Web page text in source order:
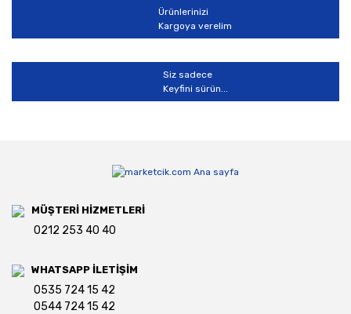
Ürünlerinizi
Kargoya verelim
Siz sadece
Keyfini sürün...
MÜŞTERİ HİZMETLERİ
0212 253 40 40
WHATSAPP İLETİŞİM
0535 724 15 42
0544 724 15 42